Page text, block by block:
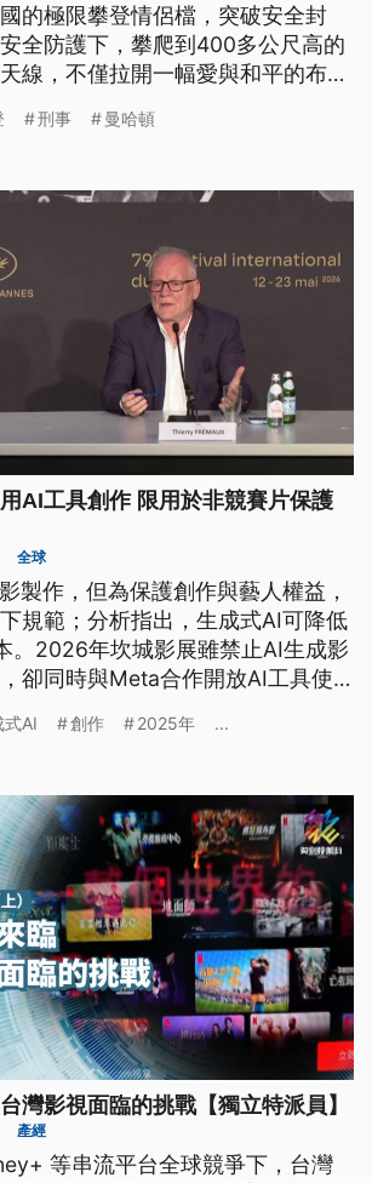
的極限攀登情侶檔，突破安全封
全防護下，攀爬到400多公尺高的
線，不僅拉開一幅愛與和平的布
名指控。
刑事 曼哈頓
AI工具創作 限用於非競賽片保護
全球
製作，但為保護創作與藝人權益，
規範；分析指出，生成式AI可降低
。2026年坎城影展雖禁止AI生成影
卻同時與Meta合作開放AI工具使
式AI 創作 2025年 ...
灣影視面臨的挑戰【獨立特派員】
產經
等串流平台全球競爭下，台灣